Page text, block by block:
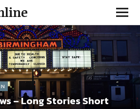
– Long Stories Short